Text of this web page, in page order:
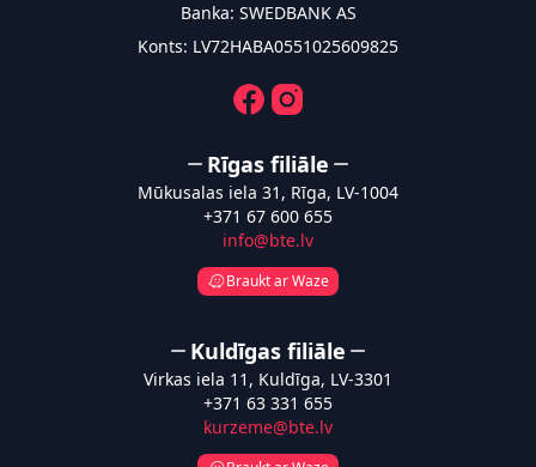
Banka: SWEDBANK AS
Konts: LV72HABA0551025609825
FacebookInstagram
Rīgas filiāle
Mūkusalas iela 31, Rīga, LV-1004
+371 67 600 655
info@bte.lv
Braukt ar Waze
Kuldīgas filiāle
Virkas iela 11, Kuldīga, LV-3301
+371 63 331 655
kurzeme@bte.lv